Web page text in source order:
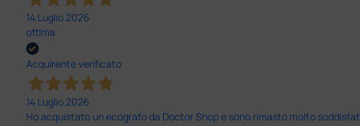
14 Luglio 2026
ottima
Acquirente verificato
14 Luglio 2026
Ho acquistato un ecografo da Doctor Shop e sono rimasto molto